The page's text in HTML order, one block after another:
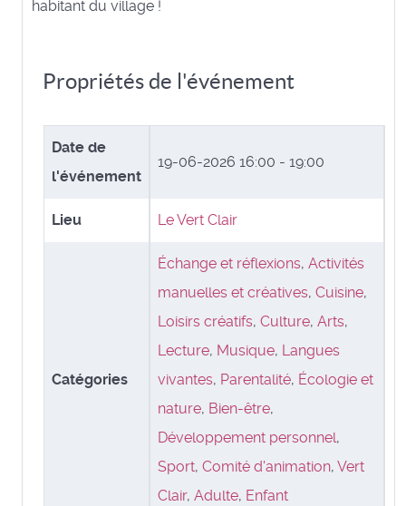
habitant du village !
Propriétés de l'événement
Date de
l'événement
19-06-2026 16:00 - 19:00
Lieu Le Vert Clair
Catégories
Échange et réflexions, Activités
manuelles et créatives, Cuisine,
Loisirs créatifs, Culture, Arts,
Lecture, Musique, Langues
vivantes, Parentalité, Écologie et
nature, Bien-être,
Développement personnel,
Sport, Comité d'animation, Vert
Clair, Adulte, Enfant